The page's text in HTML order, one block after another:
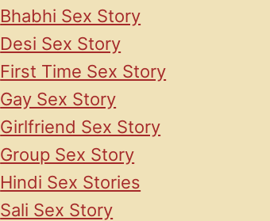
Bhabhi Sex Story
Desi Sex Story
First Time Sex Story
Gay Sex Story
Girlfriend Sex Story
Group Sex Story
Hindi Sex Stories
Sali Sex Story